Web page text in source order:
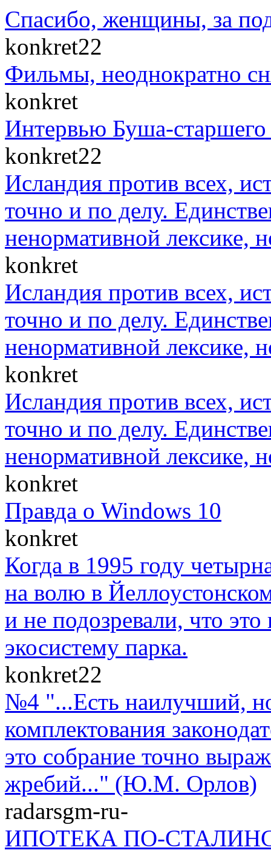
Спасибо, женщины, за
konkret22
Фильмы, неоднократно
konkret
Интервью Буша-старшего
konkret22
Исландия против всех,
точно и по делу.
ненормативной лексике,
konkret
Исландия против всех,
точно и по делу.
ненормативной лексике,
konkret
Исландия против всех,
точно и по делу.
ненормативной лексике,
konkret
Правда о Windows 10
konkret
Когда в 1995 году
на волю в
и не подозревали, что
экосистему парка.
konkret22
№4 "...Есть наилучший,
комплектования
это собрание точно
жребий..." (Ю.М. Орлов)
radarsgm-ru-
ИПОТЕКА ПО-